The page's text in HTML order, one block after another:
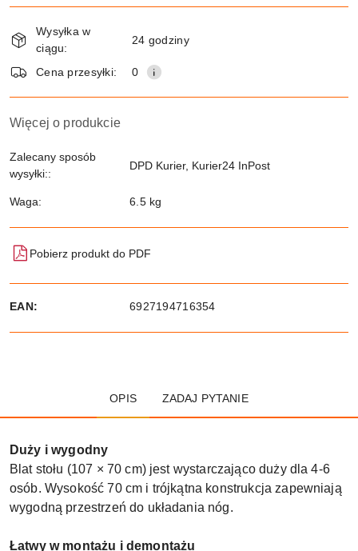
i
dostawa
Wysyłka w
ciągu:
24 godziny
Cena przesyłki: 0
Więcej o produkcie
Zalecany sposób
wysyłki::
DPD Kurier, Kurier24 InPost
Waga: 6.5 kg
Pobierz produkt do PDF
EAN: 6927194716354
OPIS ZADAJ PYTANIE
Duży i wygodny
Blat stołu (107 × 70 cm) jest wystarczająco duży dla 4-6
osób. Wysokość 70 cm i trójkątna konstrukcja zapewniają
wygodną przestrzeń do układania nóg.
Łatwy w montażu i demontażu